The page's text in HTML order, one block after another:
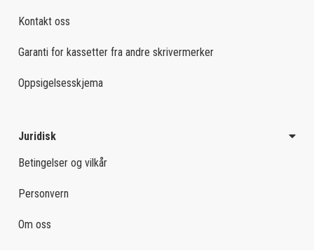
Kontakt oss
Garanti for kassetter fra andre skrivermerker
Oppsigelsesskjema
Juridisk
Betingelser og vilkår
Personvern
Om oss